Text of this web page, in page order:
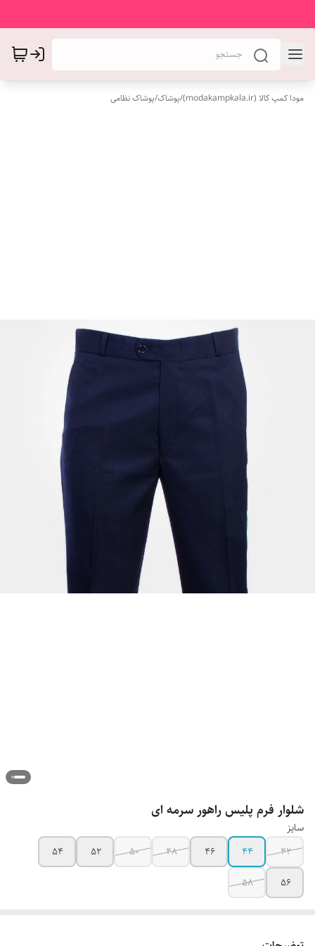
مودا کمپ کالا (modakampkala.ir) /پوشاک/پوشاک نظامی
شلوار فرم پلیس راهور سرمه ای
سایز
42
44
46
48
50
52
54
56
58